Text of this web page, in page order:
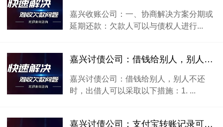
嘉兴收账公司：一、协商解决方案分期或
延期还款：欠款人可以与债权人进行...
嘉兴讨债公司：借钱给别人，别人不还时，可以采取以下措施：
嘉兴讨债公司：借钱给别人，别人不还
时，出借人可以采取以下措施：1. ...
嘉兴讨债公司：支付宝转账记录可以作为证据使用。